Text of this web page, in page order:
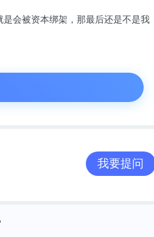
水商业化——“这里是广
户的涌入有关：“小而
会被资本绑架，那最后还是不是我
我要提问